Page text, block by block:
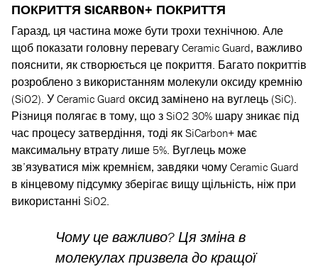
ПОКРИТТЯ SICARBON+ ПОКРИТТЯ
Гаразд, ця частина може бути трохи технічною. Але
щоб показати головну перевагу Ceramic Guard, важливо
пояснити, як створюється це покриття. Багато покриттів
розроблено з використанням молекули оксиду кремнію
(SiO2). У Ceramic Guard оксид замінено на вуглець (SiC).
Різниця полягає в тому, що з SiO2 30% шару зникає під
час процесу затвердіння, тоді як SiCarbon+ має
максимальну втрату лише 5%. Вуглець може
зв’язуватися між кремнієм, завдяки чому Ceramic Guard
в кінцевому підсумку зберігає вищу щільність, ніж при
використанні SiO2.
Чому це важливо? Ця зміна в
молекулах призвела до кращої